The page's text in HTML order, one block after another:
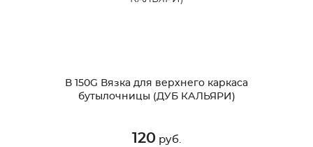
В 150G Вязка для верхнего каркаса
бутылочницы (ДУБ КАЛЬЯРИ)
120 руб.